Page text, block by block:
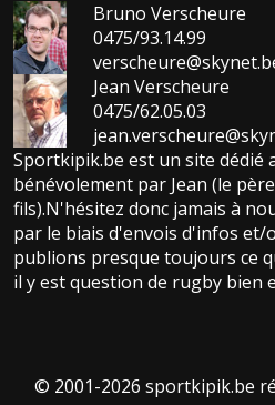
Bruno Verscheure
0475/93.14.99
Jean Verscheure
0475/62.05.03
Sportkipik.be est un site dédié
bénévolement par Jean (le
fils).N'hésitez donc jamais à
par le biais d'envois d'infos et/
publions presque toujours ce
il y est question de rugby bien
© 2001-2026 sportkipik.be